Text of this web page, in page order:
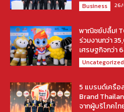
Business
พาณิชย์ปลื้ม!
ร่วมงานกว่า
เศรษฐกิจกว่า
Uncategorized
5 แบรนด์เครื
Brand
จากผู้บริโภคไท